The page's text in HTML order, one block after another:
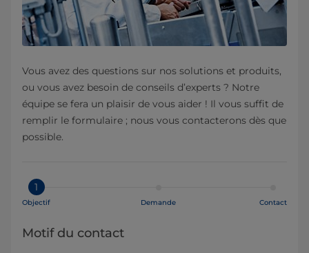
Vous avez des questions sur nos solutions et produits,
ou vous avez besoin de conseils d’experts ? Notre
équipe se fera un plaisir de vous aider ! Il vous suffit de
remplir le formulaire ; nous vous contacterons dès que
possible.
1
Objectif Demande Contact
Motif du contact